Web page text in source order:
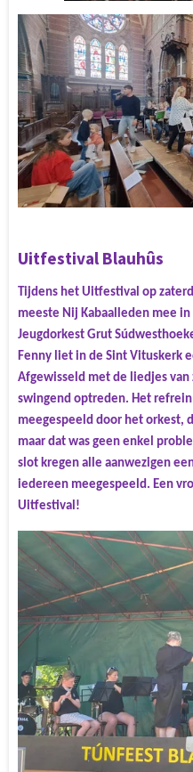
Uitfestival Blauhûs
Tijdens het Uitfestival op
meeste Nij Kabaalleden mee
Jeugdorkest Grut
Fenny liet in de Sint Vituskerk
Afgewisseld met de liedjes van
swingend optreden. Het
meegespeeld door het orkest,
maar dat was geen enkel
slot kregen alle aanwezigen
iedereen meegespeeld. Een
Uitfestival!